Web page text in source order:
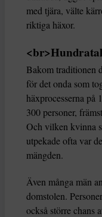
med tjära, välte
riktiga häxor.
Bakom traditionen
för det onda som
häxprocesserna på
300 personer,
Och vilken kvinna
utpekade ofta var
mängden.
Även många män
domstolen.
också större chans